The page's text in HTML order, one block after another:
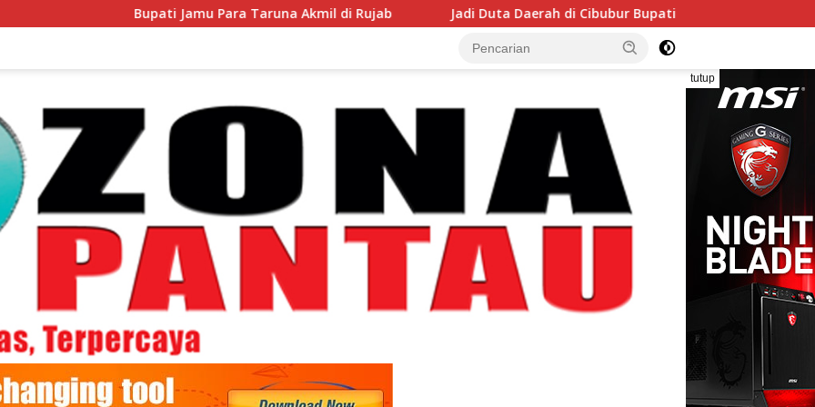
Bupati Jamu Para Taruna Akmil di Rujab Jadi Duta Daerah di Cibubur Bupati Pinrang Minta Kontingen Pramuka
tutup